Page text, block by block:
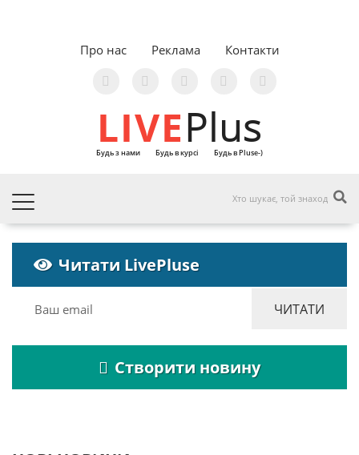
Про нас Реклама Контакти
LIVEPlus
Будь з нами Будь в курсі Будь в Pluse-)
Читати LivePluse
Створити новину